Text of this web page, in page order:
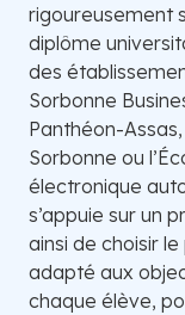
rigoureusement
diplôme
des
Sorbonne
Panthéon-
Sorbonne ou
électronique
s’appuie sur un
ainsi de choisir
adapté aux
chaque élève,